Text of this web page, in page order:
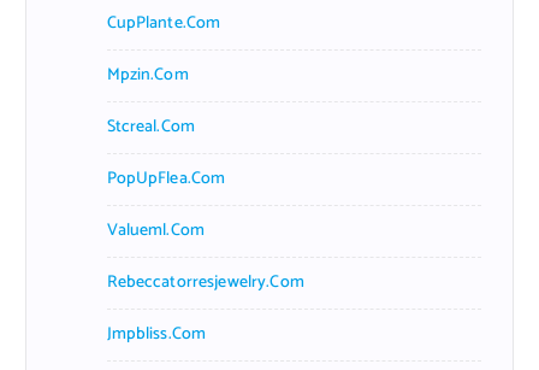
CupPlante.com
Mpzin.com
Stcreal.com
PopUpFlea.com
Valueml.com
Rebeccatorresjewelry.com
Jmpbliss.com